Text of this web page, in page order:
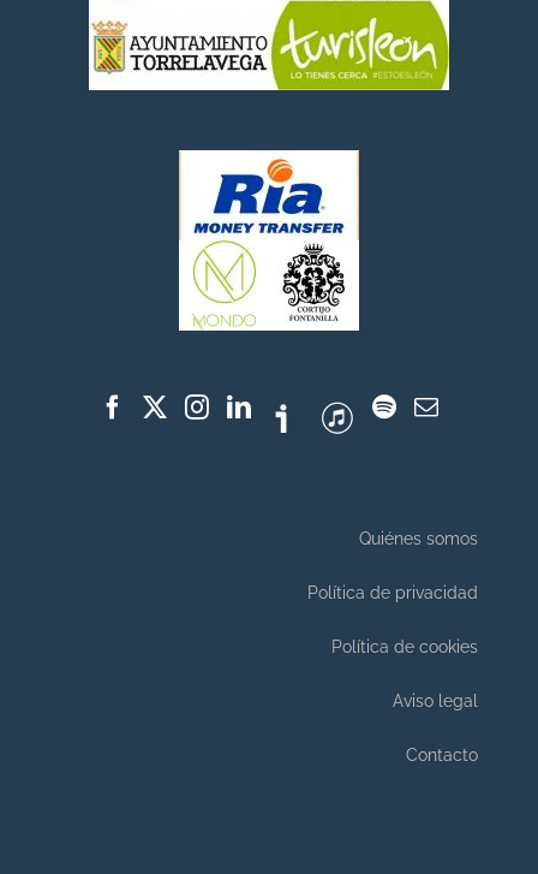
Quiénes somos
Política de privacidad
Política de cookies
Aviso legal
Contacto